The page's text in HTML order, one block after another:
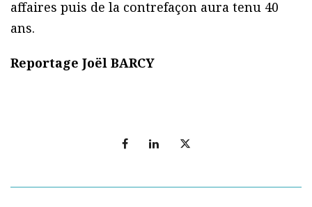
affaires puis de la contrefaçon aura tenu 40
ans.
Reportage Joël BARCY